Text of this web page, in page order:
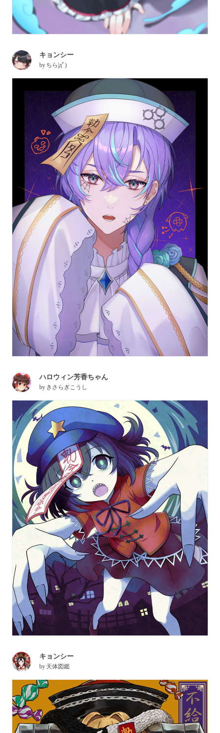
キョンシー
by ちら|дﾟ)
ハロウィン芳香ちゃん
by きさらぎこうし
キョンシー
by 天体図鑑